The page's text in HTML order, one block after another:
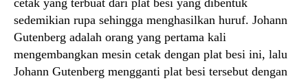
sedemikian rupa sehingga menghasilkan huruf. Johann
Gutenberg adalah orang yang pertama kali
mengembangkan mesin cetak dengan plat besi ini, lalu
Johann Gutenberg mengganti plat besi tersebut dengan